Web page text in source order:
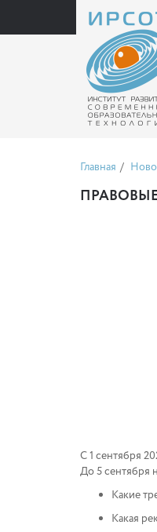
Главная
С 1 сентября
До 5 сентября
Какие
Какая